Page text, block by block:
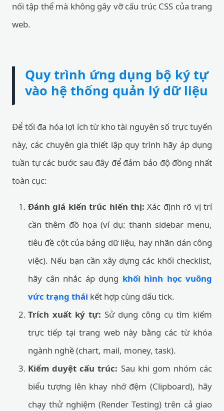
nối tập thể mà không gây vỡ cấu trúc CSS của trang
web.
Quy trình ứng dụng bộ ký tự
vào hệ thống quản lý dữ liệu
Để tối đa hóa lợi ích từ kho tài nguyên số trực tuyến
này, các chuyên gia thiết lập quy trình hãy áp dụng
tuần tự các bước sau đây để đảm bảo độ đồng nhất
toàn cục:
Đánh giá kiến trúc hiển thị: Xác định rõ vị trí
cần thêm đồ họa (ví dụ: thanh sidebar menu,
tiêu đề cột của bảng dữ liệu, hay nhãn dán công
việc). Nếu bạn cần xây dựng các khối checklist,
hãy cân nhắc áp dụng khối hình học vuông
vức trạng thái kết hợp cùng dấu tick.
Trích xuất ký tự: Sử dụng công cụ tìm kiếm
trực tiếp tại trang web này bằng các từ khóa
ngành nghề (chart, mail, money, task).
Kiểm duyệt cấu trúc: Sau khi gom nhóm các
biểu tượng lên khay nhớ đệm (Clipboard), hãy
chạy thử nghiệm (Render Testing) trên cả giao